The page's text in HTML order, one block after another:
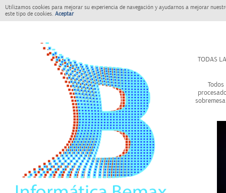
Utilizamos cookies para mejorar su experiencia de navegación y ayudarnos a mejorar
este tipo de cookies. Aceptar
TODAS